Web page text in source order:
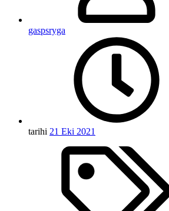
gaspsryga
tarihi 21 Eki 2021